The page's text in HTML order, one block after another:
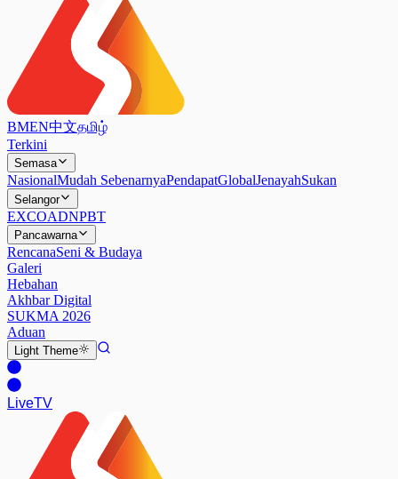
BMEN中文தமிழ்
Terkini
Semasa
NasionalMudah SebenarnyaPendapatGlobalJenayahSukan
Selangor
EXCOADNPBT
Pancawarna
RencanaSeni & Budaya
Galeri
Hebahan
Akhbar Digital
SUKMA 2026
Aduan
Light Theme
LiveTV